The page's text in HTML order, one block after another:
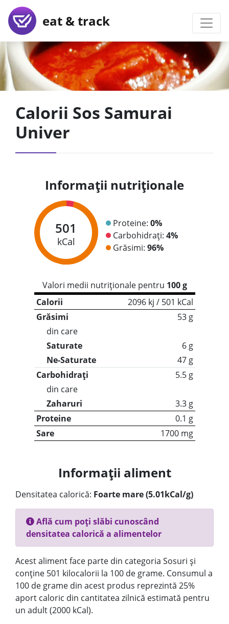
eat & track
Calorii Sos Samurai
Univer
Informații nutriționale
501
kCal
Proteine: 0%
Carbohidrați: 4%
Grăsimi: 96%
Valori medii nutriționale pentru 100 g
Calorii
2096 kj / 501 kCal
Grăsimi
53 g
din care
Saturate
6 g
Ne-Saturate
47 g
Carbohidrați
5.5 g
din care
Zaharuri
3.3 g
Proteine
0.1 g
Sare
1700 mg
Informații aliment
Densitatea calorică: Foarte mare (5.01kCal/g)
Află cum poți slăbi cunoscând
densitatea calorică a alimentelor
Acest aliment face parte din categoria Sosuri și
conține 501 kilocalorii la 100 de grame. Consumul a
100 de grame din acest produs reprezintă 25%
aport caloric din cantitatea zilnică estimată pentru
un adult (2000 kCal).